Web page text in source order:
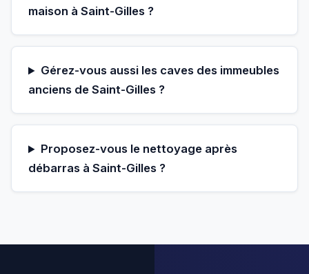
maison à Saint-Gilles ?
Gérez-vous aussi les caves des immeubles
anciens de Saint-Gilles ?
Proposez-vous le nettoyage après
débarras à Saint-Gilles ?